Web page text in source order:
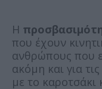
Η
που έχουν
ανθρώπους που
ακόμη και για
με το καροτσάκι